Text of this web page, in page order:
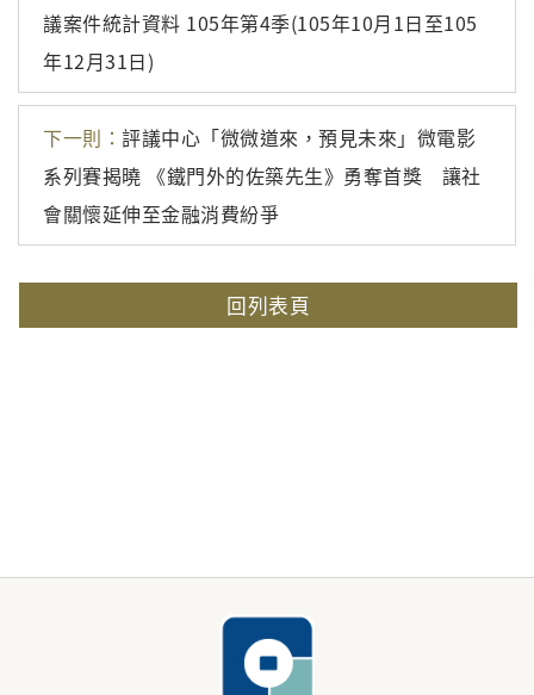
議案件統計資料 105年第4季(105年10月1日至105
年12月31日)
下一則： 評議中心「微微道來，預見未來」微電影
系列賽揭曉 《鐵門外的佐築先生》勇奪首獎 讓社
會關懷延伸至金融消費紛爭
回列表頁